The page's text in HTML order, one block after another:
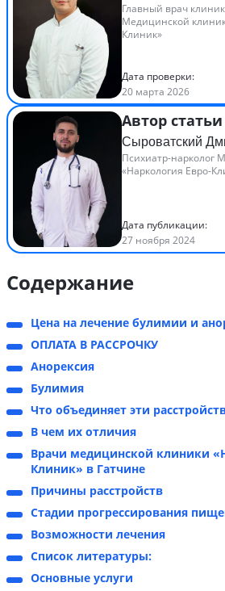
Главный врач
Медицинской
Клиник»
Дата проверки:
20 марта 2026
Автор статьи
Сыроватский
Психиатр-нарколог
«Наркология Евро-
Дата публикации:
27 ноября 2024
Содержание
Цена на лечение булимии и
ОПЛАТА В РАССРОЧКУ
Анорексия
Булимия
Что объединяет эти
В чем их отличия
Врачи медицинской клиники
Клиник» в Гатчине
Причины расстройств
Стадии прогрессирования
Возможности лечения
Список литературы:
Основные услуги